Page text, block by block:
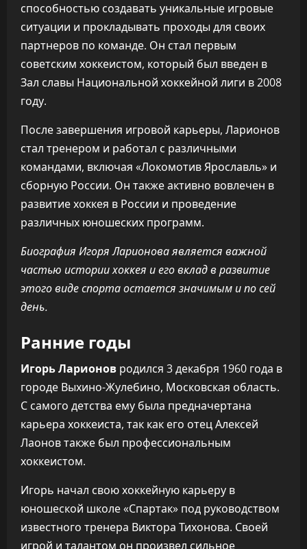
способностью создавать уникальные игровые
ситуации и прокладывать проходы для своих
партнеров по команде. Он стал первым
советским хоккеистом, который был введен в
Зал славы Национальной хоккейной лиги в 2008
году.
После завершения игровой карьеры, Ларионов
стал тренером и работал с различными
командами, включая «Локомотив Ярославль» и
сборную России. Он также активно вовлечен в
развитие хоккея в России и проведение
различных юношеских программ.
Биография Игоря Ларионова является важной
частью истории хоккея и его вклад в развитие
этого виде спорта остается значимым и по сей
день.
Ранние годы
Игорь Ларионов родился 3 декабря 1960 года в
городе Выхино-Жулебино, Московская область.
С самого детства ему была предначертана
карьера хоккеиста, так как его отец Алексей
Лаонов также был профессиональным
хоккеистом.
Игорь начал свою хоккейную карьеру в
юношеской школе «Спартак» под руководством
известного тренера Виктора Тихонова. Своей
игрой и талантом он произвел сильное